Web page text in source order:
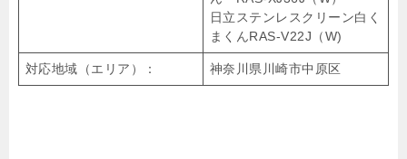
日立ステンレスクリーン白く
まくんRAS-V22J（W)
対応地域（エリア）： 神奈川県川崎市中原区